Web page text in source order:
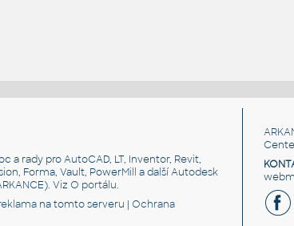
a rady pro AutoCAD, LT, Inventor, Revit,
Forma, Vault, PowerMill a další Autodesk
VizO portálu.
na tomto serveru |Ochrana